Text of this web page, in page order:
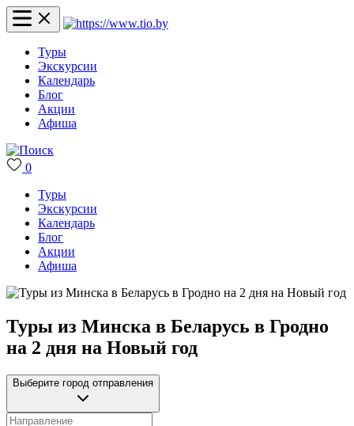
Туры
Экскурсии
Календарь
Блог
Акции
Афиша
0
Туры
Экскурсии
Календарь
Блог
Акции
Афиша
Туры из Минска в Беларусь в Гродно
на 2 дня на Новый год
Выберите город отправления